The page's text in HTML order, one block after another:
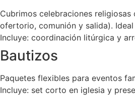
Cubrimos celebraciones
ofertorio, comunión y salida).
Incluye: coordinación litúrgica y
Bautizos
Paquetes flexibles para eventos
Incluye: set corto en iglesia y